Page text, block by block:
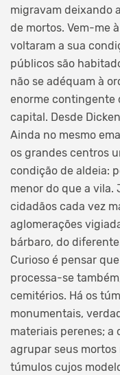
migravam deixando
de mortos. Vem-me
voltaram a sua
públicos são
não se adéquam à
enorme contingente
capital. Desde
Ainda no mesmo
os grandes centros
condição de aldeia:
menor do que a vila.
cidadãos cada vez
aglomerações
bárbaro, do
Curioso é pensar
processa-se
cemitérios. Há os
monumentais,
materiais perenes; a
agrupar seus
túmulos cujos